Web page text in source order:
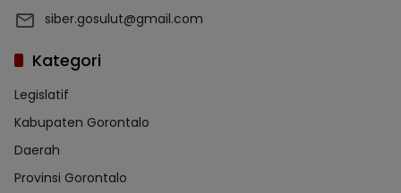
siber.gosulut@gmail.com
Kategori
Legislatif
Kabupaten Gorontalo
Daerah
Provinsi Gorontalo